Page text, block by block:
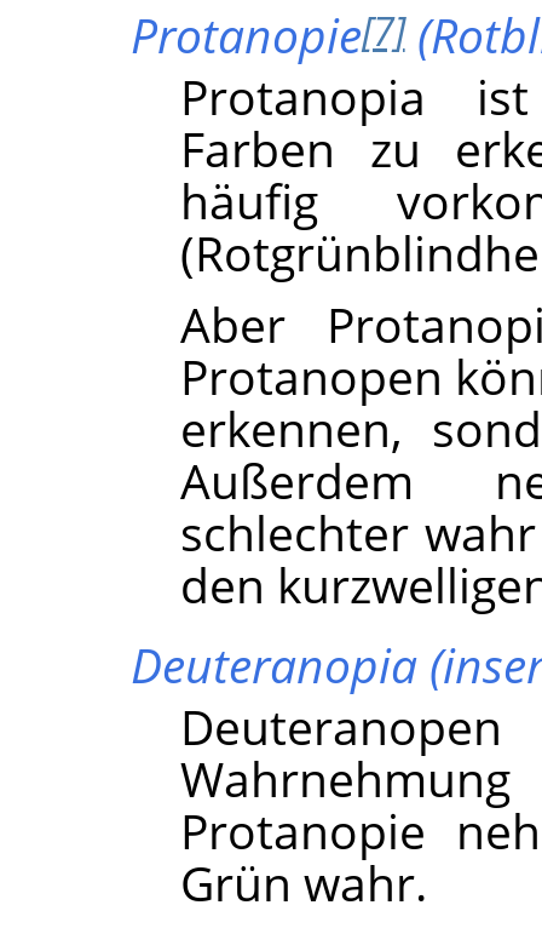
Protanopie[7]
Protanopia
Farben zu
häufig
Aber
Protanopen
erkennen,
Außerdem
schlechter
den
Deuteranopia
Protanopie
Grün wahr.